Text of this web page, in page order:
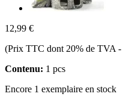
12,99 €
(Prix TTC dont 20% de TVA -
Contenu: 1 pcs
Encore 1 exemplaire en stock